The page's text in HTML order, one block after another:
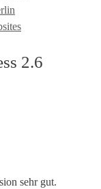
2.6
sehr gut.